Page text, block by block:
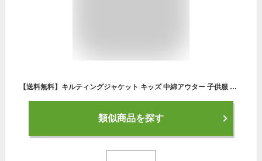
【送料無料】キルティングジャケット キッズ 中綿アウター 子供服 男の子 女の子 ノーカラー フードなし 中綿ジャケット BIG ビッグシルエット ジュニア 防寒 暖かい 冬服 韓国子供服 110cm 120cm 130cm 140cm 150cm 160cm「941-107」
類似商品を探す